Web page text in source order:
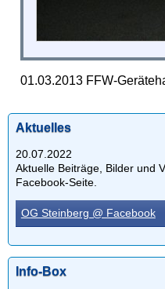
01.03.2013 FFW-
Aktuelles
20.07.2022
Aktuelle Beiträge, Bilder und
Facebook-Seite.
OG Steinberg @ Facebook
Info-Box